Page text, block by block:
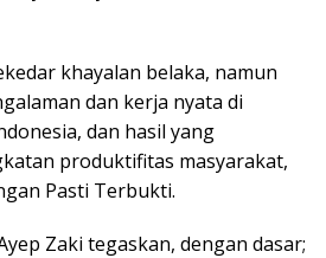
khayalan belaka, namun
dan kerja nyata di
dan hasil yang
produktifitas masyarakat,
Pasti Terbukti.
Zaki tegaskan, dengan dasar;